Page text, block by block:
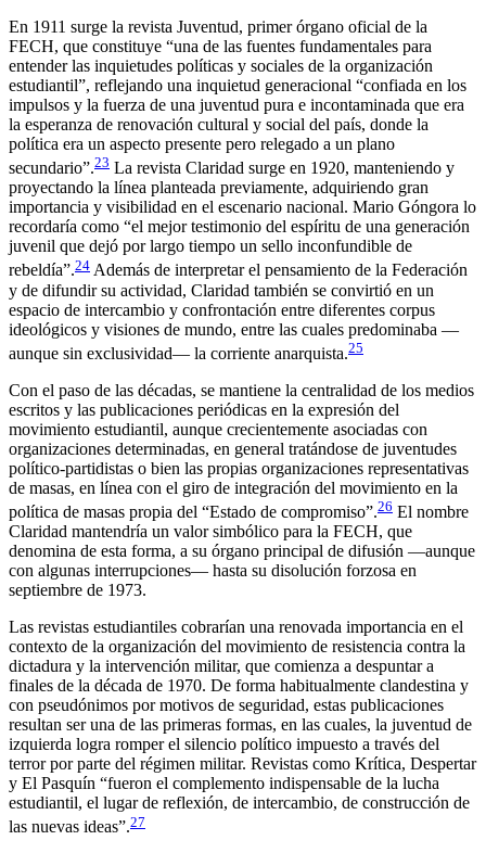
En 1911 surge la revista Juventud, primer órgano oficial de la
FECH, que constituye “una de las fuentes fundamentales para
entender las inquietudes políticas y sociales de la organización
estudiantil”, reflejando una inquietud generacional “confiada en los
impulsos y la fuerza de una juventud pura e incontaminada que era
la esperanza de renovación cultural y social del país, donde la
política era un aspecto presente pero relegado a un plano
secundario”.23 La revista Claridad surge en 1920, manteniendo y
proyectando la línea planteada previamente, adquiriendo gran
importancia y visibilidad en el escenario nacional. Mario Góngora lo
recordaría como “el mejor testimonio del espíritu de una generación
juvenil que dejó por largo tiempo un sello inconfundible de
rebeldía”.24 Además de interpretar el pensamiento de la Federación
y de difundir su actividad, Claridad también se convirtió en un
espacio de intercambio y confrontación entre diferentes corpus
ideológicos y visiones de mundo, entre las cuales predominaba —
aunque sin exclusividad— la corriente anarquista.25
Con el paso de las décadas, se mantiene la centralidad de los medios
escritos y las publicaciones periódicas en la expresión del
movimiento estudiantil, aunque crecientemente asociadas con
organizaciones determinadas, en general tratándose de juventudes
político-partidistas o bien las propias organizaciones representativas
de masas, en línea con el giro de integración del movimiento en la
política de masas propia del “Estado de compromiso”.26 El nombre
Claridad mantendría un valor simbólico para la FECH, que
denomina de esta forma, a su órgano principal de difusión —aunque
con algunas interrupciones— hasta su disolución forzosa en
septiembre de 1973.
Las revistas estudiantiles cobrarían una renovada importancia en el
contexto de la organización del movimiento de resistencia contra la
dictadura y la intervención militar, que comienza a despuntar a
finales de la década de 1970. De forma habitualmente clandestina y
con pseudónimos por motivos de seguridad, estas publicaciones
resultan ser una de las primeras formas, en las cuales, la juventud de
izquierda logra romper el silencio político impuesto a través del
terror por parte del régimen militar. Revistas como Krítica, Despertar
y El Pasquín “fueron el complemento indispensable de la lucha
estudiantil, el lugar de reflexión, de intercambio, de construcción de
las nuevas ideas”.27